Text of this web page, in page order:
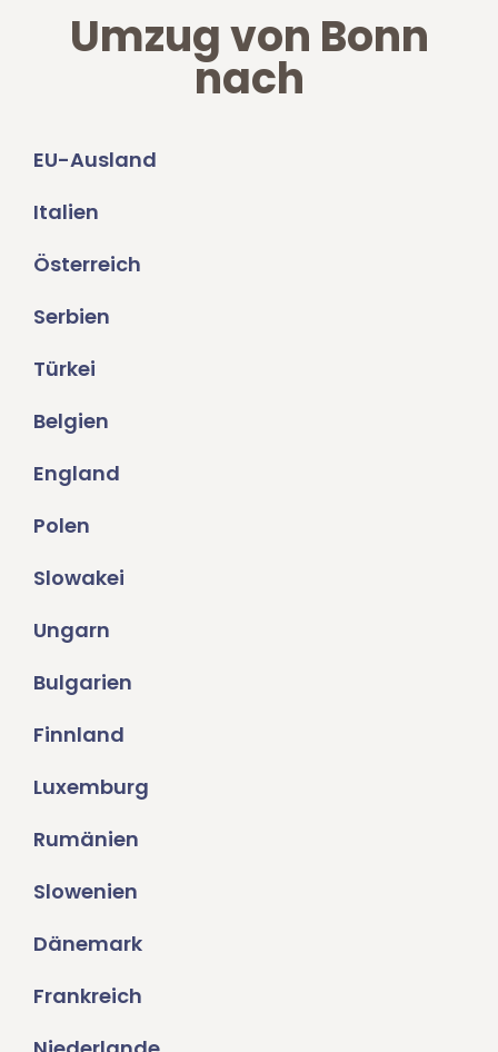
Umzug von Bonn
nach
EU-Ausland
Italien
Österreich
Serbien
Türkei
Belgien
England
Polen
Slowakei
Ungarn
Bulgarien
Finnland
Luxemburg
Rumänien
Slowenien
Dänemark
Frankreich